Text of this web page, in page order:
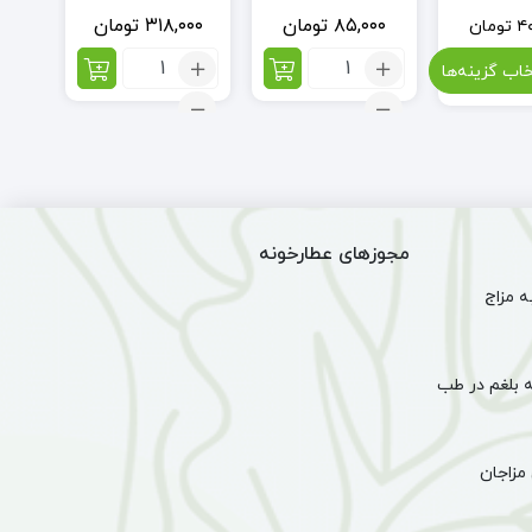
تومان
گزینه‌ها
۸۵,۰۰۰ تومان
تعداد:
۳۱۸,۰۰۰ تومان
تعداد:
مزاج
بلغم در طب
مجوزهای عطارخونه